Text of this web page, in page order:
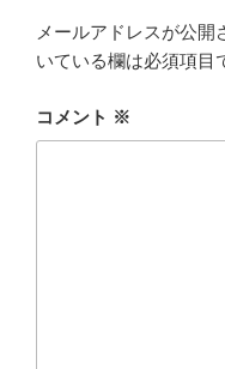
メールアドレスが公開
いている欄は必須項目
コメント ※